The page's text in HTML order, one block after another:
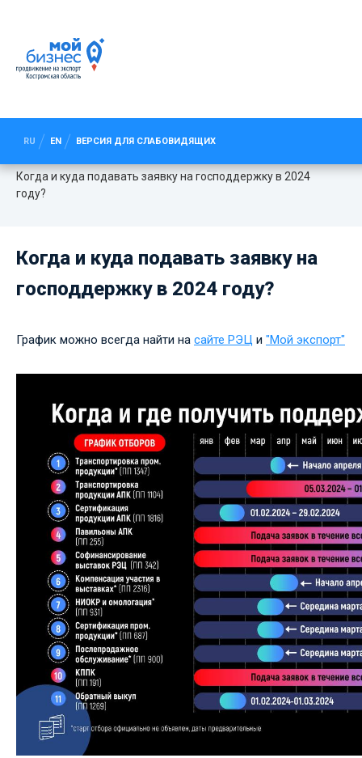
RU EN ВЕРСИЯ ДЛЯ СЛАБОВИДЯЩИХ
НА ГОСПОДДЕРЖКУ В 2024 ГОДУ?
Когда и куда подавать заявку на господдержку в 2024
году?
Когда и куда подавать заявку на
господдержку в 2024 году?
График можно всегда найти на сайте РЭЦ и "Мой экспорт"